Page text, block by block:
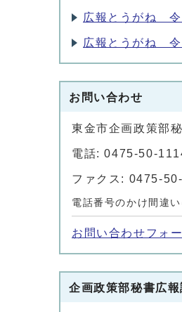
広報とうがね
広報とうがね
お問い合わせ
東金市企画政策部
電話: 0475-50-
ファクス: 0475-
電話番号のかけ間違
お問い合わせフォ
企画政策部秘書広